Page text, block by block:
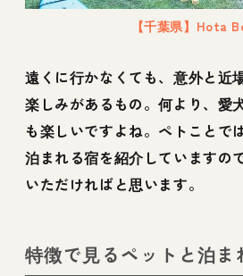
【千葉県】Hota
遠くに行かなくても、意外と近
楽しみがあるもの。何より、愛
も楽しいですよね。ペトことで
泊まれる宿を紹介していますの
いただければと思います。
特徴で見るペットと泊ま